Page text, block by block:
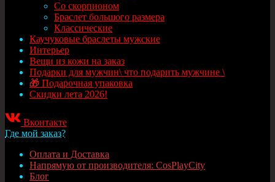
Со скорпионом
Браслет большого размера
Классические
Каучуковые браслеты мужские
Интерьер
Вещи из кожи на заказ
Подарки для мужчин\ что подарить мужчине \
🎁 Подарочная упаковка
Скидки лета 2026!
Вконтакте
Где мой заказ?
Оплата и Доставка
Напрямую от производителя: CosPlayCity
Блог